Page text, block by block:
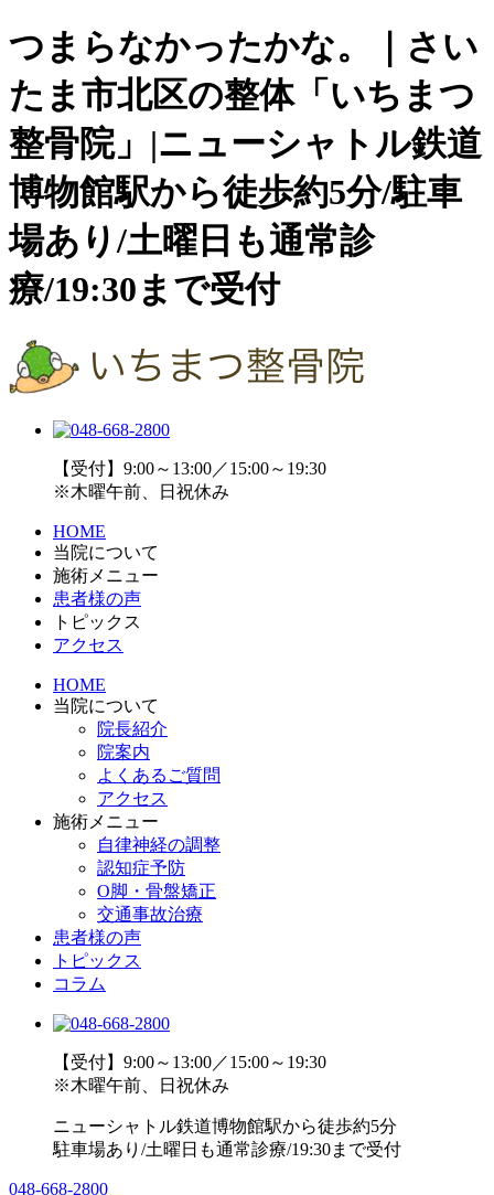
つまらなかったかな。｜さい
たま市北区の整体「いちまつ
整骨院」|ニューシャトル鉄道
博物館駅から徒歩約5分/駐車
場あり/土曜日も通常診
療/19:30まで受付
【受付】9:00～13:00／15:00～19:30
※木曜午前、日祝休み
HOME
当院について
施術メニュー
患者様の声
トピックス
アクセス
HOME
当院について
院長紹介
院案内
よくあるご質問
アクセス
施術メニュー
自律神経の調整
認知症予防
O脚・骨盤矯正
交通事故治療
患者様の声
トピックス
コラム
【受付】9:00～13:00／15:00～19:30
※木曜午前、日祝休み
ニューシャトル鉄道博物館駅から徒歩約5分
駐車場あり/土曜日も通常診療/19:30まで受付
048-668-2800